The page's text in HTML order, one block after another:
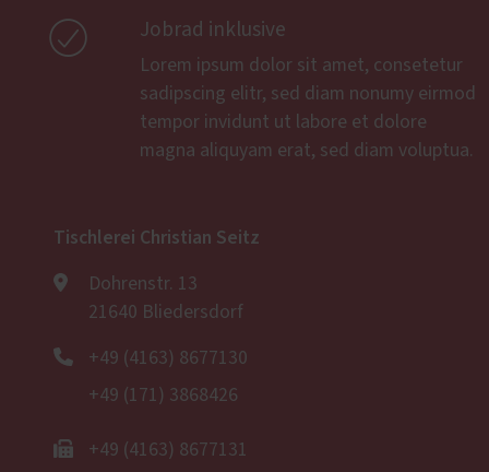
 Jobrad inklusive
Lorem ipsum dolor sit amet, consetetur
sadipscing elitr, sed diam nonumy eirmod
tempor invidunt ut labore et dolore
magna aliquyam erat, sed diam voluptua.
Tischlerei Christian Seitz
Dohrenstr. 13
21640 Bliedersdorf
+49 (4163) 8677130
+49 (171) 3868426
+49 (4163) 8677131